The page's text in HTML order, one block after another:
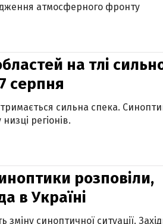
атмосферного фронту
на тлі
серпня
сильна спека.
регіонів.
розповіли,
в Україні
синоптичної ситуації.